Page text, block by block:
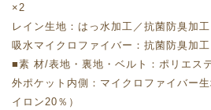
×2
レイン生地：はっ水加工／抗菌防臭加工
吸水マイクロファイバー：抗菌防臭加工
■素 材/表地・裏地・ベルト：ポリエス
外ポケット内側：マイクロファイバー
イロン20％）